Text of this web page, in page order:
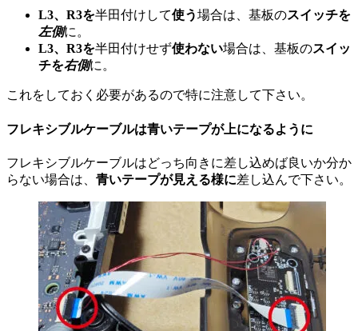
L3、R3を半田付けして使う場合は、基板のスイッチを
左側に。
L3、R3を半田付けせず使わない場合は、基板のスイッ
チを右側に。
これをしておく必要があるので特に注意して下さい。
フレキシブルケーブルは青いテープが上になるように
フレキシブルケーブルはどっち向きに差し込めば良いか分か
らない場合は、 青いテープが見える様に差し込んで下さい。